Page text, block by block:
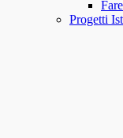
Progetti